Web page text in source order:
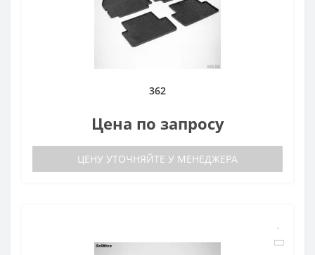
362
Цена по запросу
ЦЕНУ УТОЧНЯЙТЕ У МЕНЕДЖЕРА